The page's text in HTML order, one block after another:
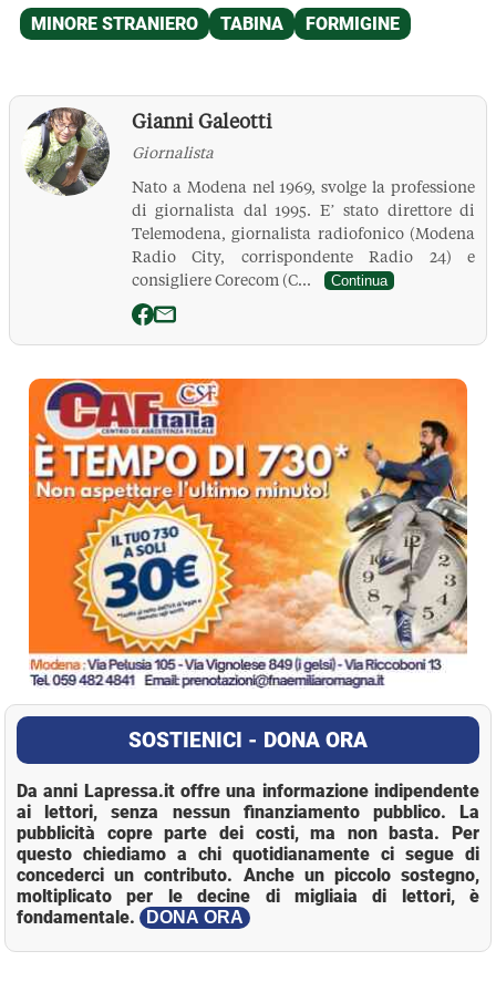
Gianni Galeotti
Giornalista
Nato a Modena nel 1969, svolge la professione
di giornalista dal 1995. E’ stato direttore di
Telemodena, giornalista radiofonico (Modena
Radio City, corrispondente Radio 24) e
consigliere Corecom (C...
Continua
La Pressa
SOSTIENICI - DONA ORA
Da anni Lapressa.it offre una informazione indipendente
ai lettori, senza nessun finanziamento pubblico. La
pubblicità copre parte dei costi, ma non basta. Per
questo chiediamo a chi quotidianamente ci segue di
concederci un contributo. Anche un piccolo sostegno,
moltiplicato per le decine di migliaia di lettori, è
fondamentale.
DONA ORA